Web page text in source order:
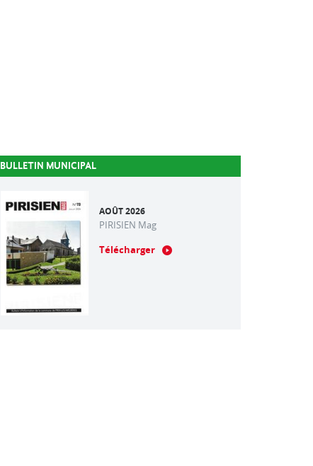
BULLETIN MUNICIPAL
AOÛT 2026
PIRISIEN Mag
Télécharger